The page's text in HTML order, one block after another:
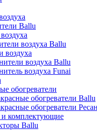
Ballu
воздуха Ballu
воздуха
воздуха Ballu
воздуха Funai
обогреватели
обогреватели Ballu
обогреватели
комплектующие
Ballu